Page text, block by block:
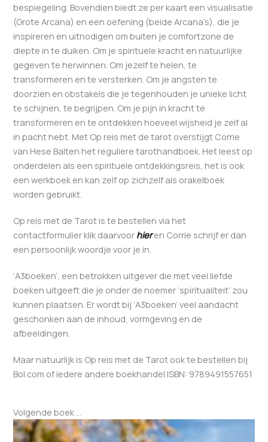
bespiegeling. Bovendien biedt ze per kaart een visualisatie
(Grote Arcana) en een oefening (beide Arcana’s), die je
inspireren en uitnodigen om buiten je comfortzone de
diepte in te duiken. Om je spirituele kracht en natuurlijke
gegeven te herwinnen. Om jezelf te helen, te
transformeren en te versterken. Om je angsten te
doorzien en obstakels die je tegenhouden je unieke licht
te schijnen, te begrijpen. Om je pijn in kracht te
transformeren en te ontdekken hoeveel wijsheid je zelf al
in pacht hebt. Met Op reis met de tarot overstijgt Corrie
van Hese Balten het reguliere tarothandboek. Het leest op
onderdelen als een spirituele ontdekkingsreis, het is ook
een werkboek en kan zelf op zichzelf als orakelboek
worden gebruikt.
Op reis met de Tarot is te bestellen via het
contactformulier klik daarvoor hieren Corrie schrijf er dan
een persoonlijk woordje voor je in.
‘A3boeken’, een betrokken uitgever die met veel liefde
boeken uitgeeft die je onder de noemer ‘spiritualiteit’ zou
kunnen plaatsen. Er wordt bij ‘A3boeken’ veel aandacht
geschonken aan de inhoud, vormgeving en de
afbeeldingen.
Maar natuurlijk is Op reis met de Tarot ook te bestellen bij
Bol.com of iedere andere boekhandel ISBN: 9789491557651
Volgende boek …